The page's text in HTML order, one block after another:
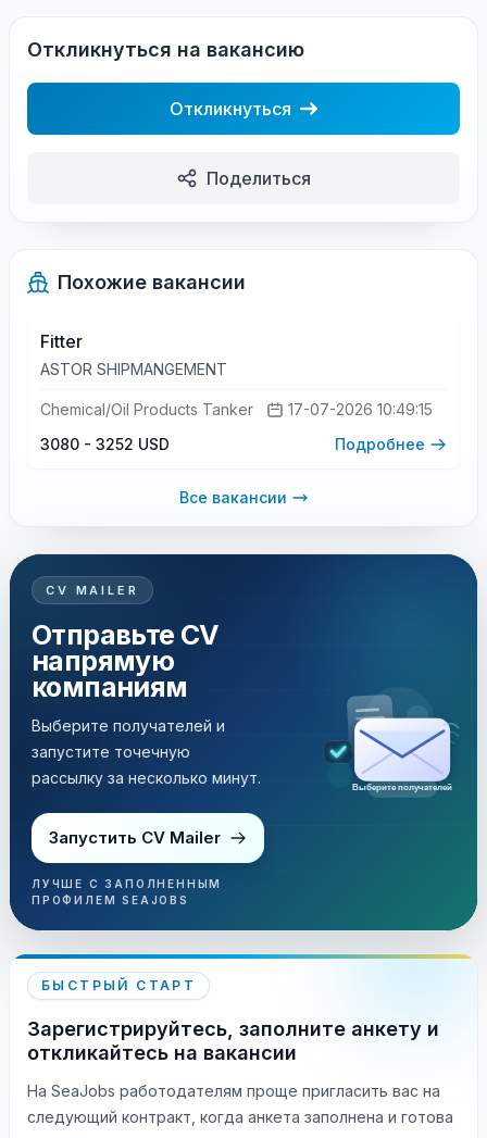
Откликнуться на вакансию
Откликнуться
Поделиться
Похожие вакансии
Fitter
ASTOR SHIPMANGEMENT
Chemical/Oil Products Tanker
17-07-2026 10:49:15
3080 - 3252 USD
Подробнее
Все вакансии
CV MAILER
Отправьте CV
напрямую
компаниям
Выберите получателей и
запустите точечную
рассылку за несколько минут.
Запустить CV Mailer
ЛУЧШЕ С ЗАПОЛНЕННЫМ
ПРОФИЛЕМ SEAJOBS
Выберите получателей
БЫСТРЫЙ СТАРТ
Зарегистрируйтесь, заполните анкету и
откликайтесь на вакансии
На SeaJobs работодателям проще пригласить вас на
следующий контракт, когда анкета заполнена и готова